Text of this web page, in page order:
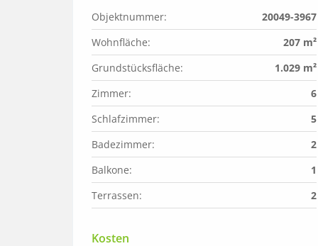
Objektnummer:
20049-3967
Wohnfläche:
207 m²
Grundstücksfläche:
1.029 m²
Zimmer:
6
Schlafzimmer:
5
Badezimmer:
2
Balkone:
1
Terrassen:
2
Kosten